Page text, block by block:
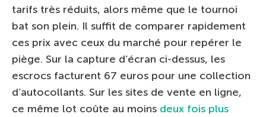
tarifs très réduits, alors même que le tournoi
bat son plein. Il suffit de comparer rapidement
ces prix avec ceux du marché pour repérer le
piège. Sur la capture d’écran ci-dessus, les
escrocs facturent 67 euros pour une collection
d’autocollants. Sur les sites de vente en ligne,
ce même lot coûte au moins deux fois plus